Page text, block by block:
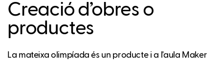
Creació d’obres o
productes
La mateixa olimpíada és un producte i a l'aula Maker